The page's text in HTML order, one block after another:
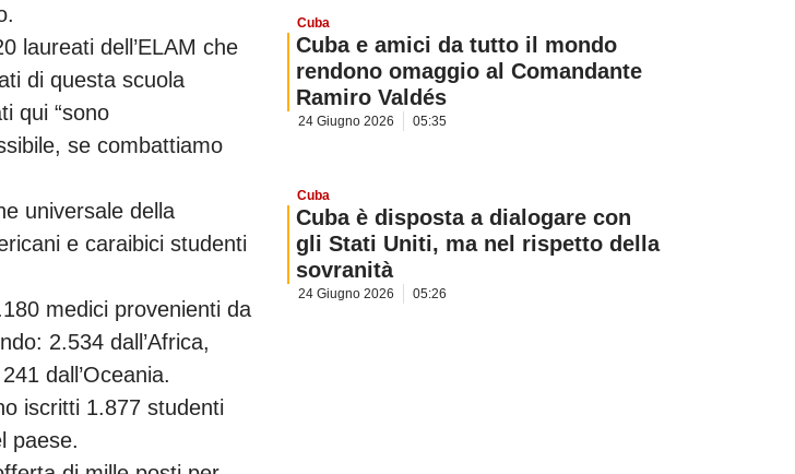
laureati dell’ELAM che
di questa scuola
qui “sono
se combattiamo
universale della
e caraibici studenti
medici provenienti da
2.534 dall’Africa,
dall’Oceania.
iscritti 1.877 studenti
paese.
Cuba
Cuba e amici da tutto il mondo
rendono omaggio al Comandante
Ramiro Valdés
24 Giugno 2026 05:35
Cuba
Cuba è disposta a dialogare con
gli Stati Uniti, ma nel rispetto della
sovranità
24 Giugno 2026 05:26